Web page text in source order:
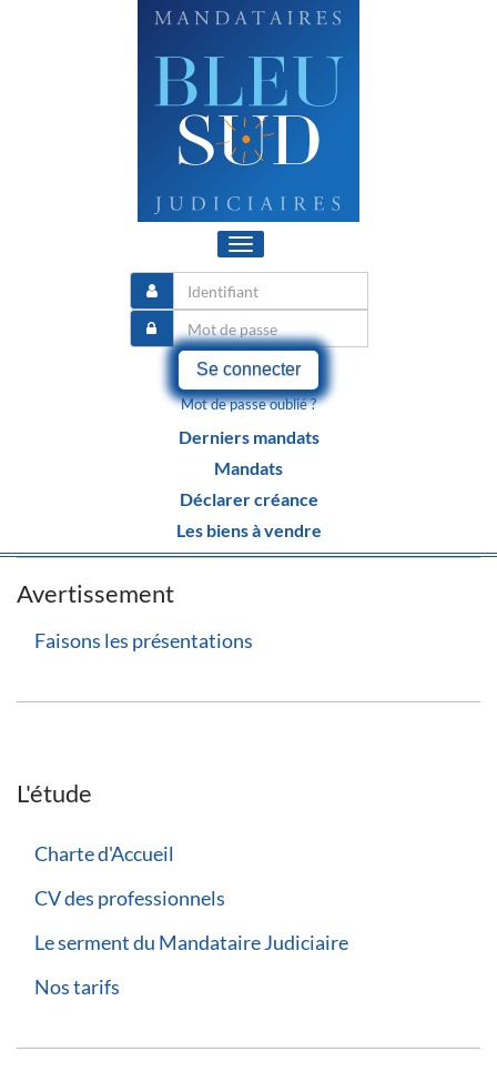
Toggle
navigation
Se connecter
Mot de passe oublié ?
Derniers mandats
Mandats
Déclarer créance
Les biens à vendre
Avertissement
Faisons les présentations
L'étude
Charte d'Accueil
CV des professionnels
Le serment du Mandataire Judiciaire
Nos tarifs